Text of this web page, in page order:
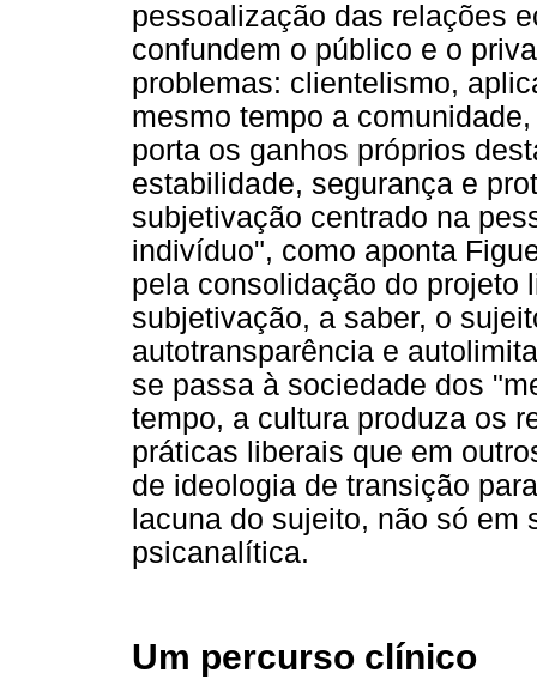
pessoalização das relações
confundem o público e o
problemas: clientelismo,
mesmo tempo a
porta os ganhos próprios
estabilidade, segurança e
subjetivação centrado na
indivíduo", como aponta
pela consolidação do projeto
subjetivação, a saber, o
autotransparência e
se passa à sociedade dos
tempo, a cultura produza os
práticas liberais que em
de ideologia de transição
lacuna do sujeito, não só
psicanalítica.
Um percurso clínico